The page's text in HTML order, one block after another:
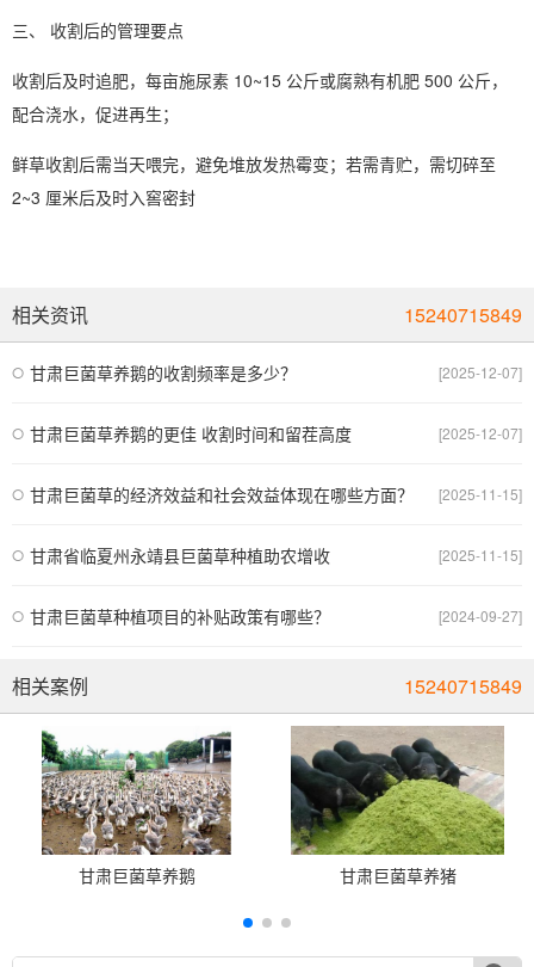
三、 收割后的管理要点
收割后及时追肥，每亩施尿素 10~15 公斤或腐熟有机肥 500 公斤，
配合浇水，促进再生；
鲜草收割后需当天喂完，避免堆放发热霉变；若需青贮，需切碎至
2~3 厘米后及时入窖密封
15240715849
相关资讯
[2025-12-07]
甘肃巨菌草养鹅的收割频率是多少？
[2025-12-07]
甘肃巨菌草养鹅的更佳 收割时间和留茬高度
[2025-11-15]
甘肃巨菌草的经济效益和社会效益体现在哪些方面？
[2025-11-15]
甘肃省临夏州永靖县巨菌草种植助农增收
[2024-09-27]
甘肃巨菌草种植项目的补贴政策有哪些？
15240715849
相关案例
甘肃巨菌草养鹅 甘肃巨菌草养猪